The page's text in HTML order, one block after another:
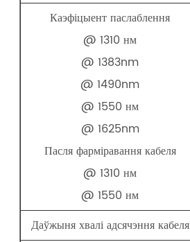
Каэфіцыент паслаблення
@ 1310 нм
@ 1383nm
@ 1490nm
@ 1550 нм
@ 1625nm
Пасля фарміравання кабеля
@ 1310 нм
@ 1550 нм
Даўжыня хвалі адсячэння кабеля